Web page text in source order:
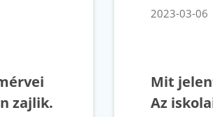
zajlik.
2023-03-06
Mit
Az